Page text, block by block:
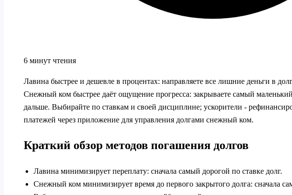
6 минут чтения
Лавина быстрее и дешевле в процентах: направляете все лишние деньги в
Снежный ком быстрее даёт ощущение прогресса: закрываете самый
дальше. Выбирайте по ставкам и своей дисциплине; ускорители -
платежей через приложение для управления долгами снежный ком.
Краткий обзор методов погашения долгов
Лавина минимизирует переплату: сначала самый дорогой по ставке долг.
Снежный ком минимизирует время до первого закрытого долга: сначала